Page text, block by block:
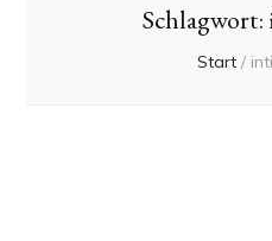
Schlagwort:
Start /